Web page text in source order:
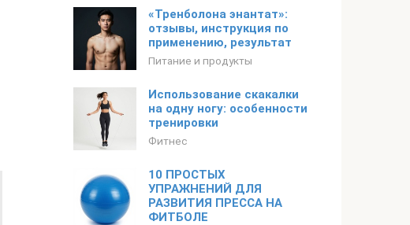
«Тренболона энантат»:
отзывы, инструкция по
применению, результат
Питание и продукты
Использование скакалки
на одну ногу: особенности
тренировки
Фитнес
10 ПРОСТЫХ
УПРАЖНЕНИЙ ДЛЯ
РАЗВИТИЯ ПРЕССА НА
ФИТБОЛЕ